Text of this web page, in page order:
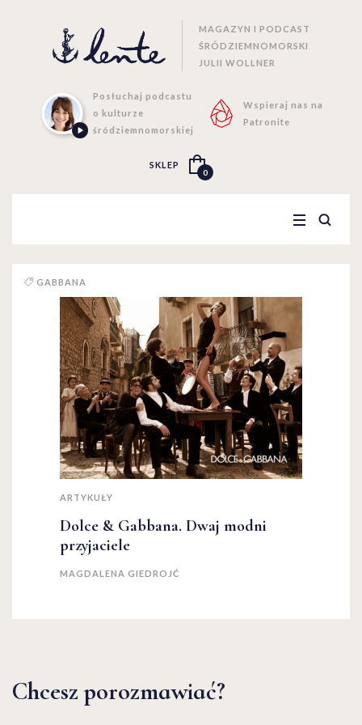
MAGAZYN I PODCAST
ŚRÓDZIEMNOMORSKI
JULII WOLLNER
Posłuchaj podcastu
o kulturze
śródziemnomorskiej
Wspieraj nas na
Patronite
SKLEP
0
GABBANA
ARTYKUŁY
Dolce & Gabbana. Dwaj modni
przyjaciele
MAGDALENA GIEDROJĆ
Chcesz porozmawiać?